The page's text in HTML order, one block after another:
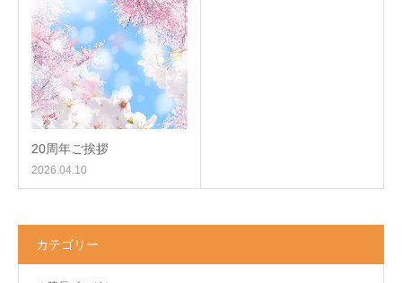
20周年ご挨拶
2026.04.10
カテゴリー